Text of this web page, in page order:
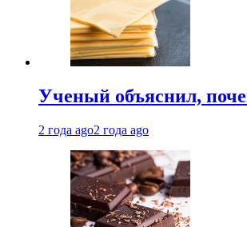
Ученый объяснил,
2 года ago2 года ago